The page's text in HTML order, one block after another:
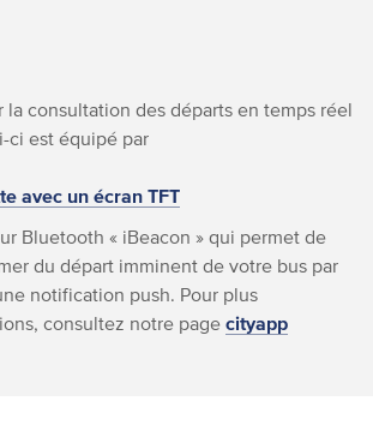
la consultation des départs en temps réel
ci est équipé par
avec un écran TFT
Bluetooth « iBeacon » qui permet de
du départ imminent de votre bus par
notification push. Pour plus
consultez notre page cityapp